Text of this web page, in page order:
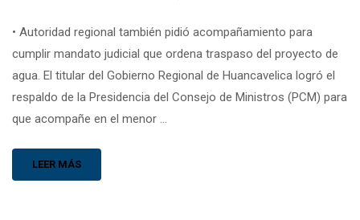
• Autoridad regional también pidió acompañamiento para
cumplir mandato judicial que ordena traspaso del proyecto de
agua. El titular del Gobierno Regional de Huancavelica logró el
respaldo de la Presidencia del Consejo de Ministros (PCM) para
que acompañe en el menor …
LEER MÁS